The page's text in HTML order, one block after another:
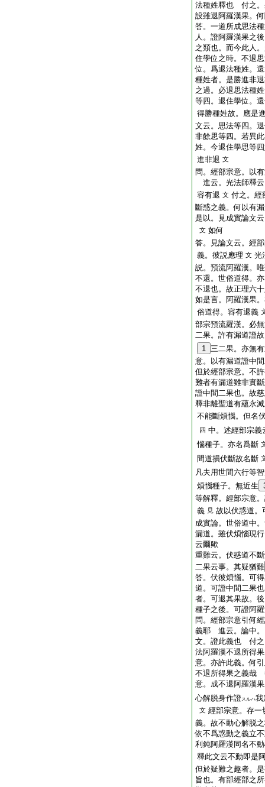
法種姓釋也 付之。
設雖退阿羅漢果。
答。一道所成思法
人。證阿羅漢果之
之類也。而今此人
住學位之時。不退
位。爲退法種姓。
種姓者。是勝進非
之過。必退思法種
等四。退住學位。
得勝種姓故。應是
文云。思法等四。
非餘思等四。若異
姓。今退住學思等
進非退 文
問。經部宗意。以
進云。光法師釋
容有退 文 付之。經
斷惑之義。何以有
是以。見成實論文
文 如何
答。見論文云。經
義。彼説應理 文 光
説。預流阿羅漢。
不還。世俗道得。
不退也。故正理六
如是言。阿羅漢果
俗道得。容有退義
部宗預流羅漢。必
二果。許有漏道證
1 三二果。亦無
意。以有漏道證中
但於經部宗意。不
難者有漏道雖非實
證中間二果也。故
釋非離聖道有蘊永
不能斷煩惱。但名
四 中。述經部宗義
惱種子。亦名爲斷
間道損伏斷故名斷
凡夫用世間六行等
煩惱種子。無近生
等解釋。經部宗意
義 見 故以伏惑道。
成實論。世俗道中
漏道。雖伏煩惱現
云爾歟
重難云。伏惑道不
二果云事。其疑猶難
答。伏彼煩惱。可
道。可證中間二果
者。可退其果故。
種子之後。可證阿
問。經部宗意引何
義耶 進云。論中。
文。證此義也 付之
法阿羅漢不退所得
意。亦許此義。何
不退所得果之義哉
意。成不退阿羅漢
心解脱身作證スルハ我
文 經部宗意。存一
義。故不動心解脱
依不爲惑動之義立
利鈍阿羅漢同名不
釋此文云不動即是
但於疑難之趣者。
旨也。有部經部之